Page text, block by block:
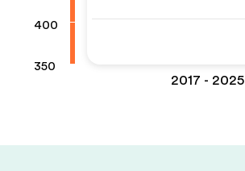
400
350
2017 - 2025